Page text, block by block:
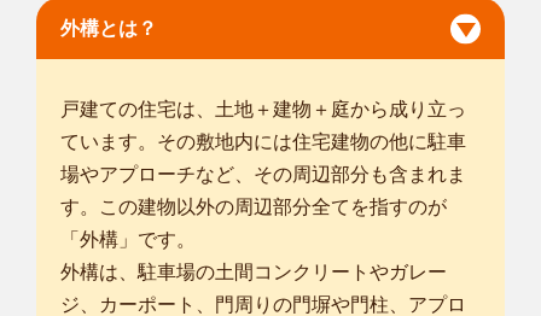
兵庫たつの店
いつもお世話になっております。smileガーデンの青木です。
対応エリア
/相生市 加古川市 赤穂市 高砂市 /加西市 宍粟市 /
加古郡播磨町 神崎郡福崎町/ 揖保郡太子町/赤穂郡上郡町
/
外構とは？
戸建ての住宅は、土地＋建物＋庭から成り立っ
ています。その敷地内には住宅建物の他に駐車
場やアプローチなど、その周辺部分も含まれま
す。この建物以外の周辺部分全てを指すのが
「外構」です。
外構は、駐車場の土間コンクリートやガレー
ジ、カーポート、門周りの門塀や門柱、アプロ